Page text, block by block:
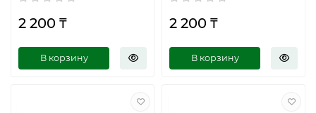
2 200 ₸
В корзину
2 200 ₸
В корзину